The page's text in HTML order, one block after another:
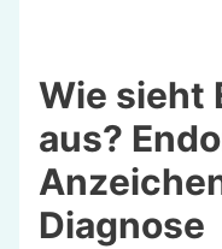
Wie sieht
aus?
Diagnose